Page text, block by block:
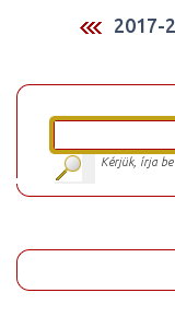
2017-
Kérjük, írja